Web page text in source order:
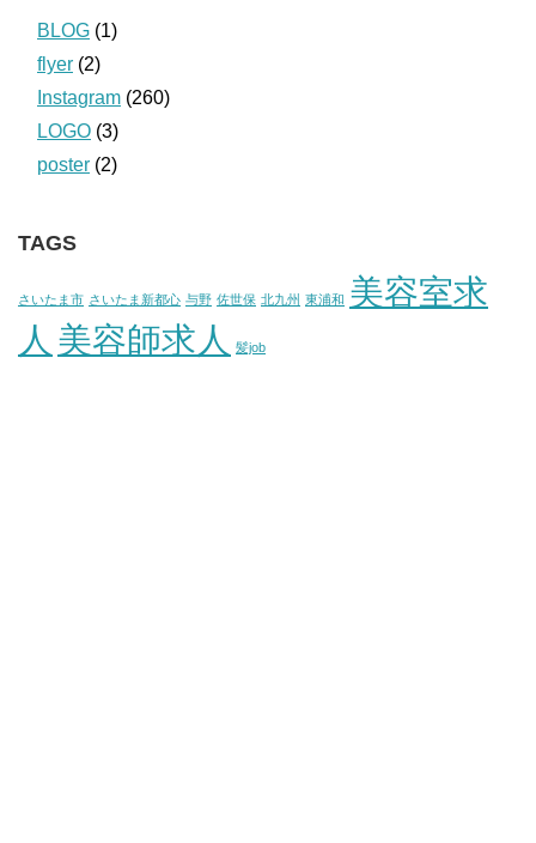
BLOG (1)
flyer (2)
Instagram (260)
LOGO (3)
poster (2)
TAGS
さいたま市 さいたま新都心 与野 佐世保 北九州 東浦和 美容室求
人 美容師求人 髪job